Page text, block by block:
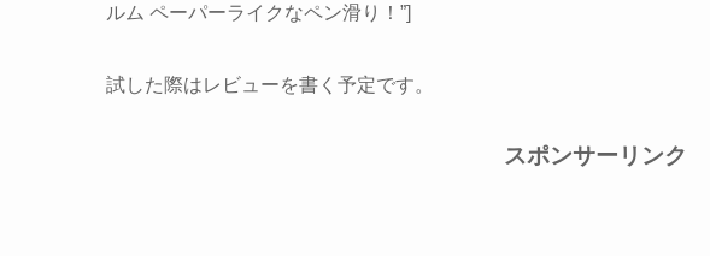
ルム ペーパーライクなペン滑り！”]
試した際はレビューを書く予定です。
スポンサーリンク